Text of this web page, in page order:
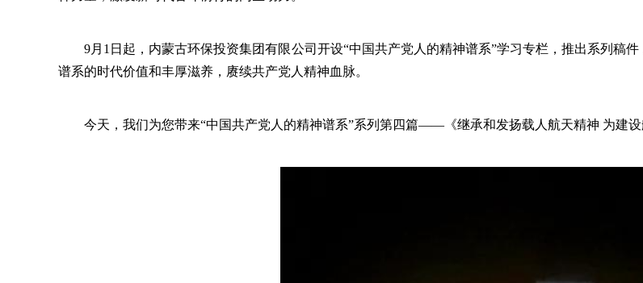
9月1日起，内蒙古环保投资集团有限公司开设“中国共产党人的精神谱系”学习专栏，推出系列稿
谱系的时代价值和丰厚滋养，赓续共产党人精神血脉。
今天，我们为您带来“中国共产党人的精神谱系”系列第四篇——《继承和发扬载人航天精神 为建设